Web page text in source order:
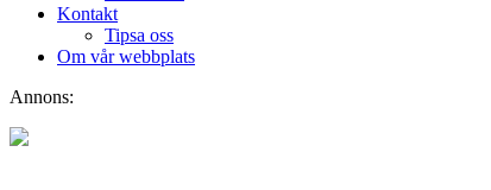
Kontakt
Tipsa oss
Om vår webbplats
Annons: